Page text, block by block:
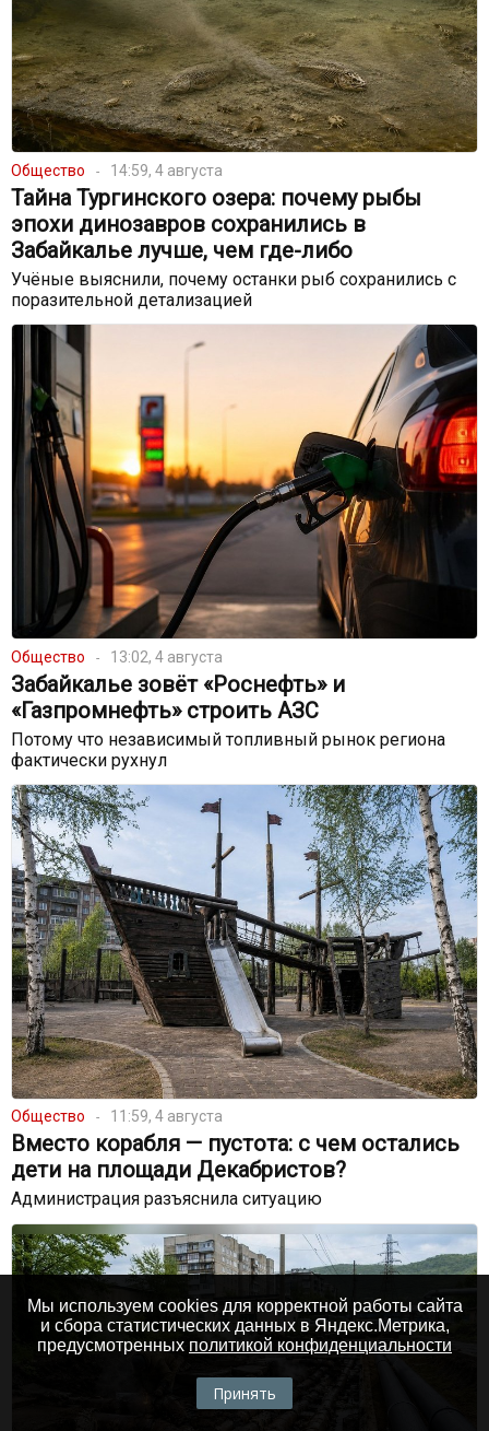
Общество 14:59, 4 августа
Тайна Тургинского озера: почему рыбы
эпохи динозавров сохранились в
Забайкалье лучше, чем где-либо
Учёные выяснили, почему останки рыб сохранились с
поразительной детализацией
Общество 13:02, 4 августа
Забайкалье зовёт «Роснефть» и
«Газпромнефть» строить АЗС
Потому что независимый топливный рынок региона
фактически рухнул
Общество 11:59, 4 августа
Вместо корабля — пустота: с чем остались
дети на площади Декабристов?
Администрация разъяснила ситуацию
Мы используем cookies для корректной работы сайта
и сбора статистических данных в Яндекс.Метрика,
предусмотренных политикой конфиденциальности
Принять